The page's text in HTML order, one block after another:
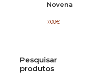
Novena
7.00€
Pesquisar
produtos